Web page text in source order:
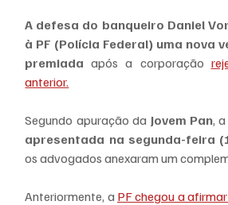
A defesa do banqueiro Daniel
à PF (Polícia Federal) uma nova
premiada após a corporação
anterior.
Segundo apuração da Jovem Pan, a
apresentada na segunda-feira
os advogados anexaram um
Anteriormente, a PF chegou a